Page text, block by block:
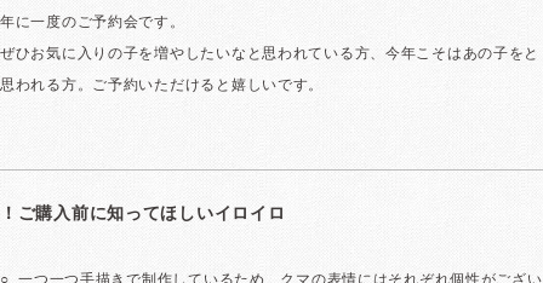
年に一度のご予約会です。
ぜひお気に入りの子を増やしたいなと思われている方、今年こそはあの子をと
思われる方。ご予約いただけると嬉しいです。
！ご購入前に知ってほしいイロイロ
○ 一つ一つ手描きで制作しているため、クマの表情にはそれぞれ個性がござい